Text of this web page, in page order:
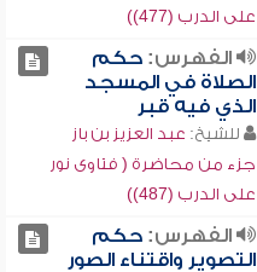
على الدرب (477))
الفهرس:حكم
الصلاة في المسجد
الذي فيه قبر
للشيخ: عبد العزيز بن باز
جزء من محاضرة ( فتاوى نور
على الدرب (487))
الفهرس:حكم
التصوير واقتناء الصور